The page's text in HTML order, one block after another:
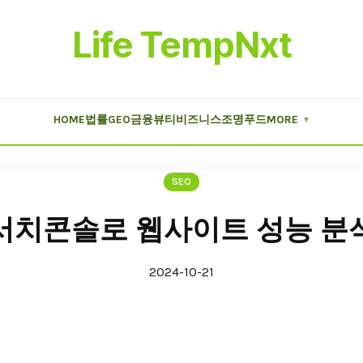
Life TempNxt
HOME법률GEO금융뷰티 비즈니스조명푸드MORE ▼
SEO
치콘솔로 웹사이트 성능 분
2024-10-21